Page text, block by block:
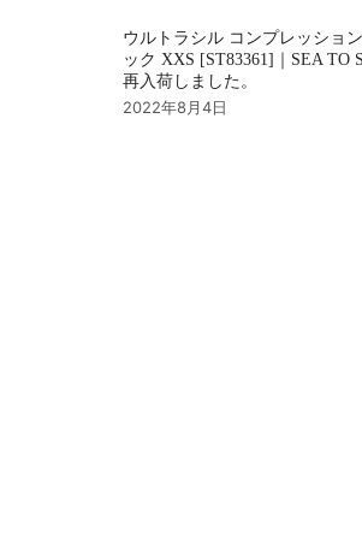
ウルトラシル コンプレッショ
ック XXS [ST83361]｜SEA TO
再入荷しました。
2022年8月4日